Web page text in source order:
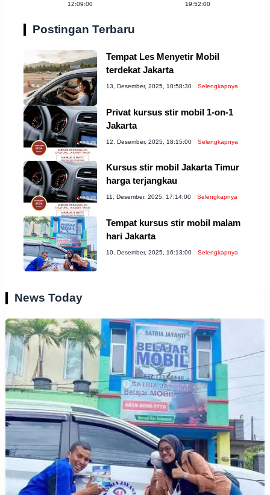
12:09:00
Perlu Anda
19:52:00
Postingan Terbaru
Tempat Les Menyetir Mobil
terdekat Jakarta
13, Desember, 2025, 10:58:30 Selengkapnya
Privat kursus stir mobil 1-on-1
Jakarta
12, Desember, 2025, 18:15:00 Selengkapnya
Kursus stir mobil Jakarta Timur
harga terjangkau
11, Desember, 2025, 17:14:00 Selengkapnya
Tempat kursus stir mobil malam
hari Jakarta
10, Desember, 2025, 16:13:00 Selengkapnya
News Today